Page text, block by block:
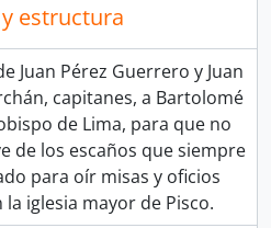
estructura
Juan Pérez Guerrero y Juan
capitanes, a Bartolomé
de Lima, para que no
de los escaños que siempre
para oír misas y oficios
la iglesia mayor de Pisco.